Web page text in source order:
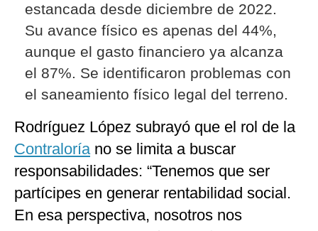
estancada desde diciembre de 2022.
Su avance físico es apenas del 44%,
aunque el gasto financiero ya alcanza
el 87%. Se identificaron problemas con
el saneamiento físico legal del terreno.
Rodríguez López subrayó que el rol de la
Contraloríano se limita a buscar
responsabilidades: “Tenemos que ser
partícipes en generar rentabilidad social.
En esa perspectiva, nosotros nos